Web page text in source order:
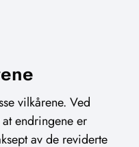
vilkårene. Ved
endringene er
av de reviderte